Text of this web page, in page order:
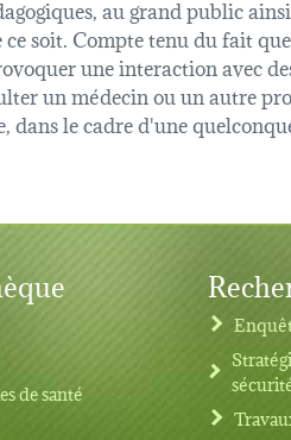
au grand public
soit. Compte tenu du fait
une interaction avec
un médecin ou un autre
le cadre d'une
de santé